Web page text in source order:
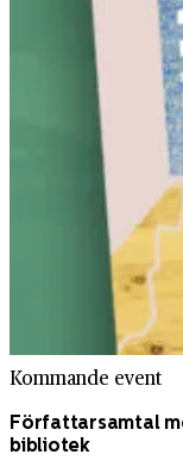
Kommande event
Författarsamtal
bibliotek